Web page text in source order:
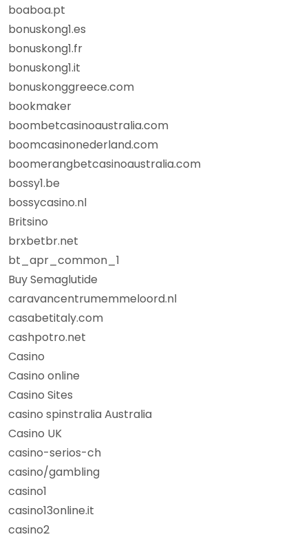
boaboa.pt
bonuskong1.es
bonuskong1.fr
bonuskong1.it
bonuskonggreece.com
bookmaker
boombetcasinoaustralia.com
boomcasinonederland.com
boomerangbetcasinoaustralia.com
bossy1.be
bossycasino.nl
Britsino
brxbetbr.net
bt_apr_common_1
Buy Semaglutide
caravancentrumemmeloord.nl
casabetitaly.com
cashpotro.net
Casino
Casino online
Casino Sites
casino spinstralia Australia
Casino UK
casino-serios-ch
casino/gambling
casino1
casino13online.it
casino2